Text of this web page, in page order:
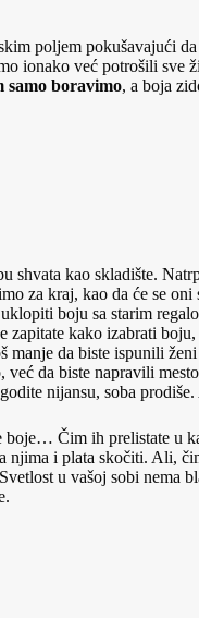
poljem pokušavajući
ionako već potrošili sve
samo boravimo, a boja
shvata kao skladište.
za kraj, kao da će se oni
boju sa starim
zapitate kako izabrati
manje da biste ispunili
već da biste napravili
nijansu, soba
boje… Čim ih prelistate u
njima i plata skočiti. Ali,
u vašoj sobi nema